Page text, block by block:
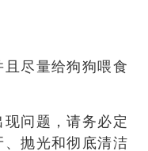
尽量给狗狗喂食
问题，请务必定
抛光和彻底清洁